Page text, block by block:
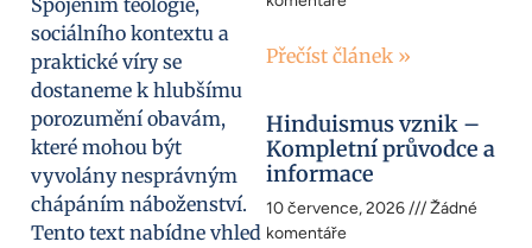
Spojením teologie,
sociálního kontextu a
praktické víry se
dostaneme k hlubšímu
porozumění obavám,
které mohou být
vyvolány nesprávným
chápáním náboženství.
Tento text nabídne vhled
Přečíst článek »
Hinduismus vznik –
Kompletní průvodce a
informace
10 července, 2026
Žádné
komentáře